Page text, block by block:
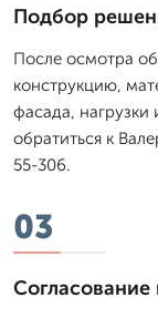
Подбор
После осмотра
конструкцию,
фасада,
обратиться к
55-306.
03
Согласование